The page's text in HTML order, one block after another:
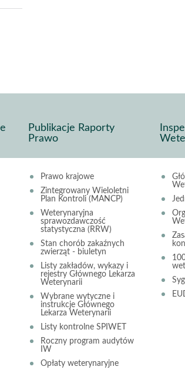
Publikacje Raporty
Prawo
Prawo krajowe
Zintegrowany Wieloletni
Plan Kontroli (MANCP)
Weterynaryjna
sprawozdawczość
statystyczna (RRW)
Stan chorób zakaźnych
zwierząt - biuletyn
Listy zakładów, wykazy i
rejestry Głównego Lekarza
Weterynarii
Wybrane wytyczne i
instrukcje Głównego
Lekarza Weterynarii
Listy kontrolne SPIWET
Roczny program audytów
IW
Opłaty weterynaryjne